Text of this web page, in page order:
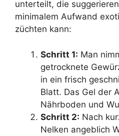
unterteilt, die
minimalem Aufwand
züchten kann:
Schritt 1: Man
getrocknete
in ein frisch
Blatt. Das Gel der
Nährboden und
Schritt 2: Nach
Nelken angeblich